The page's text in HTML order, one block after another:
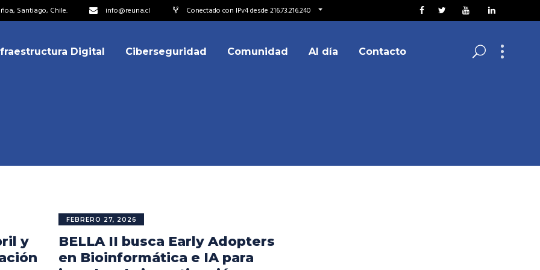
Santiago, Chile. info@reuna.cl Conectado con IPv4 desde 216.73.216.240
de Colaboración
Digital Ciberseguridad Comunidad Al día Contacto
integrarse a REUNA
y
FEBRERO 27, 2026
BELLA II busca Early Adopters
en Bioinformática e IA para